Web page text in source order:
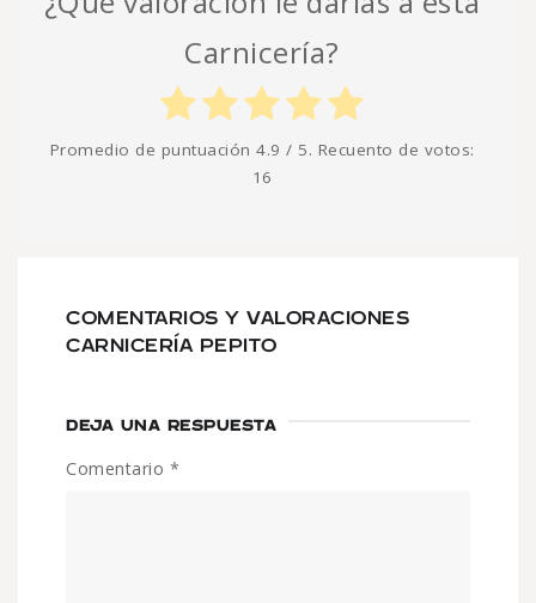
Carnicería?
Promedio de puntuación 4.9 / 5. Recuento de votos:
16
COMENTARIOS Y VALORACIONES
CARNICERÍA PEPITO
DEJA UNA RESPUESTA
Comentario *